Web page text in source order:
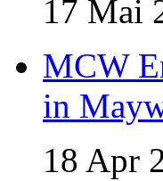
17 Mai
MCW
in
18 Apr